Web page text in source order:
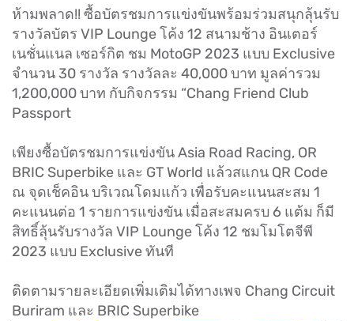
ห้ามพลาด!! ซื้อบัตรชมการแข่งขันพร้อมร่วมสนุกลุ้นรับ
รางวัลบัตร VIP Lounge โค้ง 12 สนามช้าง อินเตอร์
เนชั่นแนล เซอร์กิต ชม MotoGP 2023 แบบ Exclusive
จำนวน 30 รางวัล รางวัลละ 40,000 บาท มูลค่ารวม
1,200,000 บาท กับกิจกรรม “Chang Friend Club
Passport
เพียงซื้อบัตรชมการแข่งขัน Asia Road Racing, OR
BRIC Superbike และ GT World แล้วสแกน QR Code
ณ จุดเช็คอิน บริเวณโดมแก้ว เพื่อรับคะแนนสะสม 1
คะแนนต่อ 1 รายการแข่งขัน เมื่อสะสมครบ 6 แต้ม ก็มี
สิทธิ์ลุ้นรับรางวัล VIP Lounge โค้ง 12 ชมโมโตจีพี
2023 แบบ Exclusive ทันที
ติดตามรายละเอียดเพิ่มเติมได้ทางเพจ Chang Circuit
Buriram และ BRIC Superbike